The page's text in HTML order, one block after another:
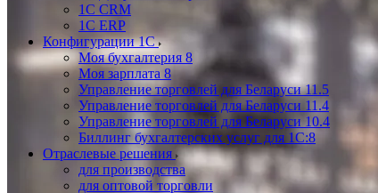
1С CRM
1С ERP
Конфигурации 1С
Моя бухгалтерия 8
Моя зарплата 8
Управление торговлей для Беларуси 11.5
Управление торговлей для Беларуси 11.4
Управление торговлей для Беларуси 10.4
Биллинг бухгалтерских услуг для 1С:8
Отраслевые решения
для производства
для оптовой торговли